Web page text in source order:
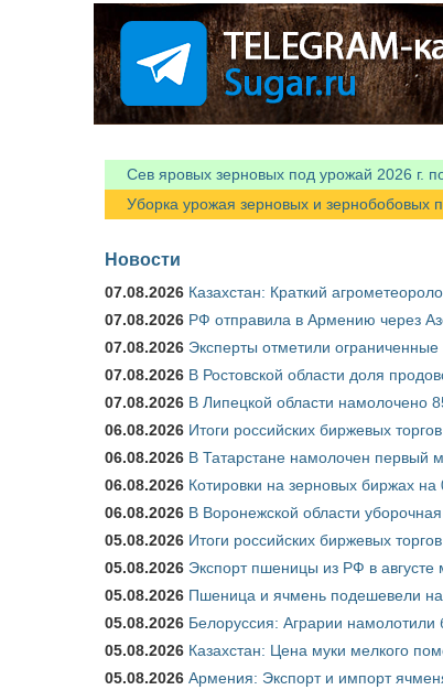
Сев яровых зерновых под урожай 2026 г.
Уборка урожая зерновых и зернобобовых
Новости
07.08.2026 Казахстан: Краткий
07.08.2026 РФ отправила в Армению через
07.08.2026 Эксперты отметили
07.08.2026 В Ростовской области доля
07.08.2026 В Липецкой области намолочено
06.08.2026 Итоги российских биржевых
06.08.2026 В Татарстане намолочен первый
06.08.2026 Котировки на зерновых биржах на
06.08.2026 В Воронежской области
05.08.2026 Итоги российских биржевых
05.08.2026 Экспорт пшеницы из РФ в августе
05.08.2026 Пшеница и ячмень подешевели
05.08.2026 Белоруссия: Аграрии намолотили
05.08.2026 Казахстан: Цена муки мелкого
05.08.2026 Армения: Экспорт и импорт